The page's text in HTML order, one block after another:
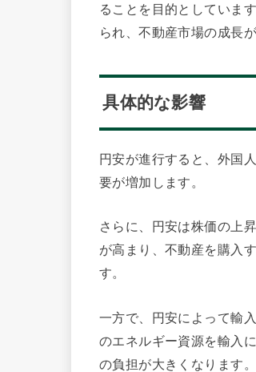
ることを目的としていま
られ、不動産市場の成長
具体的な影響
円安が進行すると、外国
要が増加します。
さらに、円安は株価の上
が高まり、不動産を購入
す。
一方で、円安によって輸
のエネルギー資源を輸入
の負担が大きくなります。